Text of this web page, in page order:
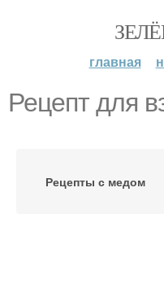
главная
Рецепт для
Рецепты с медом